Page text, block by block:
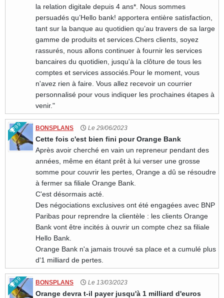
la relation digitale depuis 4 ans*. Nous sommes
persuadés qu’Hello bank! apportera entière satisfaction,
tant sur la banque au quotidien qu’au travers de sa large
gamme de produits et services.Chers clients, soyez
rassurés, nous allons continuer à fournir les services
bancaires du quotidien, jusqu'à la clôture de tous les
comptes et services associés.Pour le moment, vous
n'avez rien à faire. Vous allez recevoir un courrier
personnalisé pour vous indiquer les prochaines étapes à
venir."
99 BONSPLANS Le 29/06/2023
Cette fois c'est bien fini pour Orange Bank
Après avoir cherché en vain un repreneur pendant des
années, même en étant prêt à lui verser une grosse
somme pour couvrir les pertes, Orange a dû se résoudre
à fermer sa filiale Orange Bank.
C'est désormais acté.
Des négociations exclusives ont été engagées avec BNP
Paribas pour reprendre la clientèle : les clients Orange
Bank vont être incités à ouvrir un compte chez sa filiale
Hello Bank.
Orange Bank n'a jamais trouvé sa place et a cumulé plus
d'1 milliard de pertes.
99 BONSPLANS Le 13/03/2023
Orange devra t-il payer jusqu'à 1 milliard d'euros